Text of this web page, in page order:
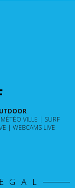
MÉTÉO VILLE
SURF
WEBCAMS LIVE